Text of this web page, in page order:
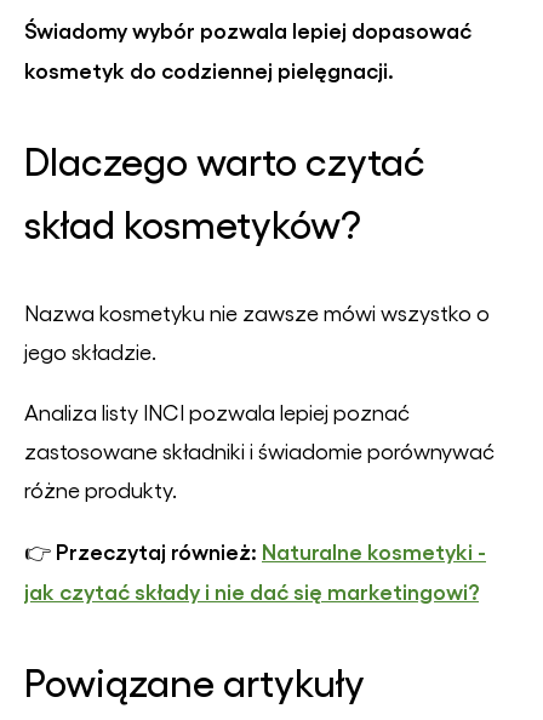
Świadomy wybór pozwala lepiej dopasować
kosmetyk do codziennej pielęgnacji.
Dlaczego warto czytać
skład kosmetyków?
Nazwa kosmetyku nie zawsze mówi wszystko o
jego składzie.
Analiza listy INCI pozwala lepiej poznać
zastosowane składniki i świadomie porównywać
różne produkty.
👉 Przeczytaj również: Naturalne kosmetyki -
jak czytać składy i nie dać się marketingowi?
Powiązane artykuły